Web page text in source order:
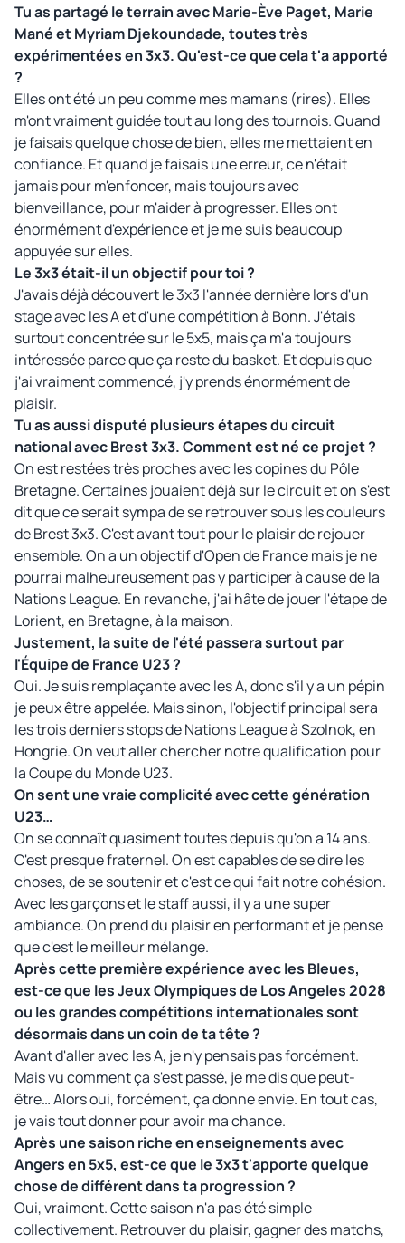
Tu as partagé le terrain avec Marie-Ève Paget, Marie
Mané et Myriam Djekoundade, toutes très
expérimentées en 3x3. Qu'est-ce que cela t'a apporté
?
Elles ont été un peu comme mes mamans (rires). Elles
m'ont vraiment guidée tout au long des tournois. Quand
je faisais quelque chose de bien, elles me mettaient en
confiance. Et quand je faisais une erreur, ce n'était
jamais pour m'enfoncer, mais toujours avec
bienveillance, pour m'aider à progresser. Elles ont
énormément d'expérience et je me suis beaucoup
appuyée sur elles.
Le 3x3 était-il un objectif pour toi ?
J'avais déjà découvert le 3x3 l'année dernière lors d'un
stage avec les A et d'une compétition à Bonn. J'étais
surtout concentrée sur le 5x5, mais ça m'a toujours
intéressée parce que ça reste du basket. Et depuis que
j'ai vraiment commencé, j'y prends énormément de
plaisir.
Tu as aussi disputé plusieurs étapes du circuit
national avec Brest 3x3. Comment est né ce projet ?
On est restées très proches avec les copines du Pôle
Bretagne. Certaines jouaient déjà sur le circuit et on s'est
dit que ce serait sympa de se retrouver sous les couleurs
de Brest 3x3. C'est avant tout pour le plaisir de rejouer
ensemble. On a un objectif d'Open de France mais je ne
pourrai malheureusement pas y participer à cause de la
Nations League. En revanche, j'ai hâte de jouer l'étape de
Lorient, en Bretagne, à la maison.
Justement, la suite de l'été passera surtout par
l'Équipe de France U23 ?
Oui. Je suis remplaçante avec les A, donc s'il y a un pépin
je peux être appelée. Mais sinon, l'objectif principal sera
les trois derniers stops de Nations League à Szolnok, en
Hongrie. On veut aller chercher notre qualification pour
la Coupe du Monde U23.
On sent une vraie complicité avec cette génération
U23…
On se connaît quasiment toutes depuis qu'on a 14 ans.
C'est presque fraternel. On est capables de se dire les
choses, de se soutenir et c'est ce qui fait notre cohésion.
Avec les garçons et le staff aussi, il y a une super
ambiance. On prend du plaisir en performant et je pense
que c'est le meilleur mélange.
Après cette première expérience avec les Bleues,
est-ce que les Jeux Olympiques de Los Angeles 2028
ou les grandes compétitions internationales sont
désormais dans un coin de ta tête ?
Avant d'aller avec les A, je n'y pensais pas forcément.
Mais vu comment ça s'est passé, je me dis que peut-
être… Alors oui, forcément, ça donne envie. En tout cas,
je vais tout donner pour avoir ma chance.
Après une saison riche en enseignements avec
Angers en 5x5, est-ce que le 3x3 t'apporte quelque
chose de différent dans ta progression ?
Oui, vraiment. Cette saison n'a pas été simple
collectivement. Retrouver du plaisir, gagner des matchs,